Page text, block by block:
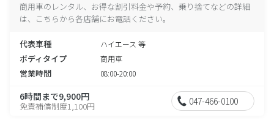
商用車のレンタル、お得な割引料金や予約、乗り捨てなどの詳細
は、こちらから各店舗にお電話ください。
代表車種 ハイエース 等
ボディタイプ 商用車
営業時間 08:00-20:00
6時間まで9,900円
免責補償制度1,100円 047-466-0100